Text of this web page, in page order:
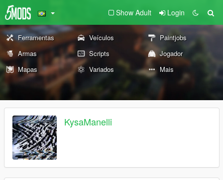
Show Adult Login
Ferramentas Veículos
Paintjobs
Armas
Scripts
Jogador
Mapas
Variados Mais
KysaManelli